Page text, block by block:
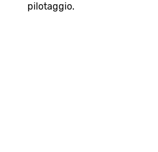
pilotaggio.